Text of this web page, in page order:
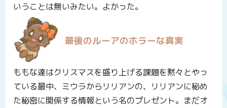
いうことは無いみたい。よかった。
最後のルーアのホラーな真実
ももな達はクリスマスを盛り上げる課題を黙々とやっ
ている最中、ミウラからリリアンの、リリアンに秘め
た秘密に関係する情報という名のプレゼント。まだオ